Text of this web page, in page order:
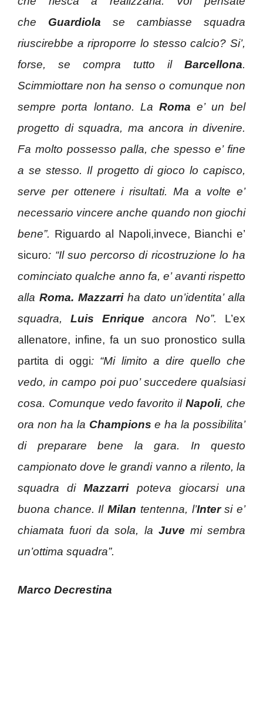
che Guardiola se cambiasse squadra
riuscirebbe a riproporre lo stesso calcio? Si’,
forse, se compra tutto il Barcellona.
Scimmiottare non ha senso o comunque non
sempre porta lontano. LaRoma e’ un bel
progetto di squadra, ma ancora in divenire.
Fa molto possesso palla, che spesso e’ fine
a se stesso. Il progetto di gioco lo capisco,
serve per ottenere i risultati. Ma a volte e’
necessario vincere anche quando non giochi
bene”. Riguardo al Napoli,invece, Bianchi e’
sicuro: “Il suo percorso di ricostruzione lo ha
cominciato qualche anno fa, e’ avanti rispetto
alla Roma. Mazzarriha dato un’identita’ alla
squadra, Luis Enrique ancora No”. L’ex
allenatore, infine, fa un suo pronostico sulla
partita di oggi: “Mi limito a dire quello che
vedo, in campo poi puo’ succedere qualsiasi
cosa. Comunque vedo favorito ilNapoli, che
ora non ha la Champions e ha la possibilita’
di preparare bene la gara. In questo
campionato dove le grandi vanno a rilento, la
squadra diMazzarripoteva giocarsi una
buona chance. IlMilan tentenna, l’Intersi e’
chiamata fuori da sola, la Juve mi sembra
un’ottima squadra”.
Marco Decrestina